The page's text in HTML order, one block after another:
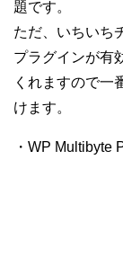
題です。
ただ、いちいち
プラグインが有
くれますので一
けます。
・WP Multibyte